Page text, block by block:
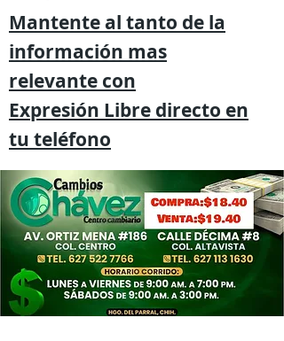
Mantente al tanto de la
información mas
relevante con
Expresión Libre directo en
tu teléfono